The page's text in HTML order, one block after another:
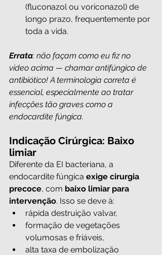
(fluconazol ou voriconazol) de
longo prazo, frequentemente por
toda a vida.
Errata: não façam como eu fiz no
vídeo acima — chamar antifúngico de
antibiótico! A terminologia correta é
essencial, especialmente ao tratar
infecções tão graves como a
endocardite fúngica.
Indicação Cirúrgica: Baixo
limiar
Diferente da EI bacteriana, a
endocardite fúngica exige cirurgia
precoce, com baixo limiar para
intervenção. Isso se deve à:
rápida destruição valvar,
formação de vegetações
volumosas e friáveis,
alta taxa de embolização